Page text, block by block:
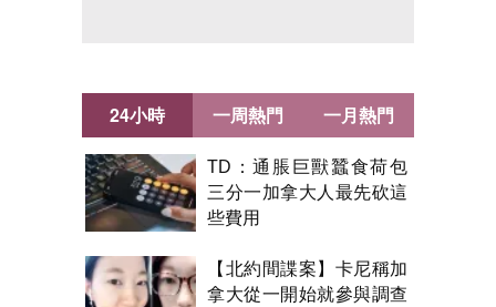
24小時
TD：通脹巨獸蠶食荷包
三分一加拿大人最先砍這
些費用
【北約間諜案】卡尼稱加
拿大從一開始就參與調查
一周熱門 一月熱門